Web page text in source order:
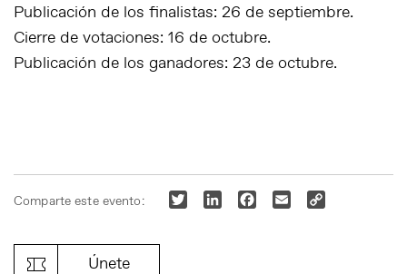
Publicación de los finalistas: 26 de septiembre.
Cierre de votaciones: 16 de octubre.
Publicación de los ganadores: 23 de octubre.
Comparte este evento: Twitter LinkedInFacebook
Email
Únete